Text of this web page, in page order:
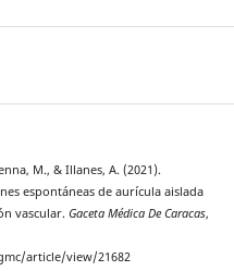
M., & Illanes, A. (2021).
espontáneas de aurícula aislada
vascular. Gaceta Médica De Caracas,
article/view/21682